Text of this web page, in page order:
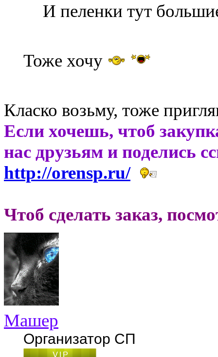
И пеленки тут
Тоже хочу
Класко возьму, тоже
Если хочешь, чтоб
нас друзьям и поделись
http://orensp.ru/
Чтоб сделать заказ,
Машер
Организатор СП